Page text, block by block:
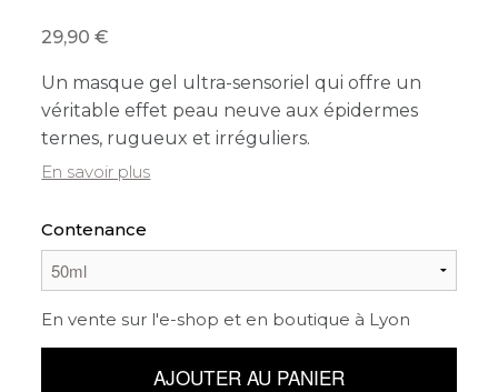
29,90
Un masque gel ultra-sensoriel qui offre un
véritable effet peau neuve aux épidermes
ternes, rugueux et irréguliers.
En savoir plus
Contenance
En vente sur l'e-shop et en boutique à Lyon
AJOUTER AU PANIER